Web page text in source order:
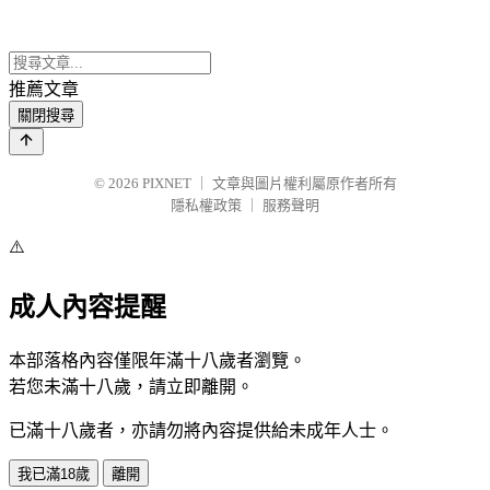
推薦文章
關閉搜尋
© 2026 PIXNET
文章與圖片權利屬原作者所有
隱私權政策
服務聲明
⚠️
成人內容提醒
本部落格內容僅限年滿十八歲者瀏覽。
若您未滿十八歲，請立即離開。
已滿十八歲者，亦請勿將內容提供給未成年人士。
我已滿18歲 離開